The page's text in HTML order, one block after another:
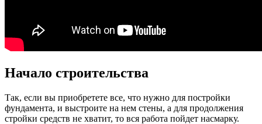
Начало строительства
Так, если вы приобретете все, что нужно для постройки
фундамента, и выстроите на нем стены, а для продолжения
стройки средств не хватит, то вся работа пойдет насмарку.